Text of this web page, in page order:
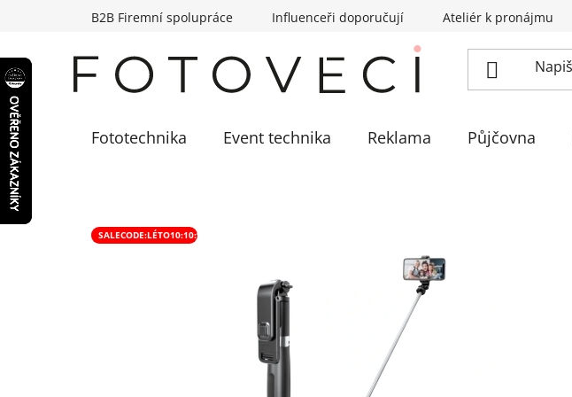
B2B Firemní spolupráce Influenceři doporučují Ateliér k pronájmu
Fototechnika Event technika Reklama Půjčovna
SALECODE:LÉTO10:10:%